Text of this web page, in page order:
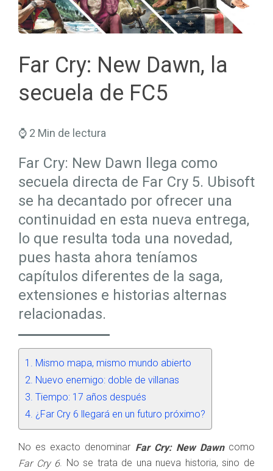
Seguros Salud
Seguros Viajes
Hogar
Salud
Trabaja en Mapfre
Far Cry: New Dawn, la
secuela de FC5
⌚ 2 Min de lectura
Far Cry: New Dawn llega como
secuela directa de Far Cry 5. Ubisoft
se ha decantado por ofrecer una
continuidad en esta nueva entrega,
lo que resulta toda una novedad,
pues hasta ahora teníamos
capítulos diferentes de la saga,
extensiones e historias alternas
relacionadas.
Mismo mapa, mismo mundo abierto
Nuevo enemigo: doble de villanas
Tiempo: 17 años después
¿Far Cry 6 llegará en un futuro próximo?
No es exacto denominar Far Cry: New Dawncomo
Far Cry 6. No se trata de una nueva historia, sino de